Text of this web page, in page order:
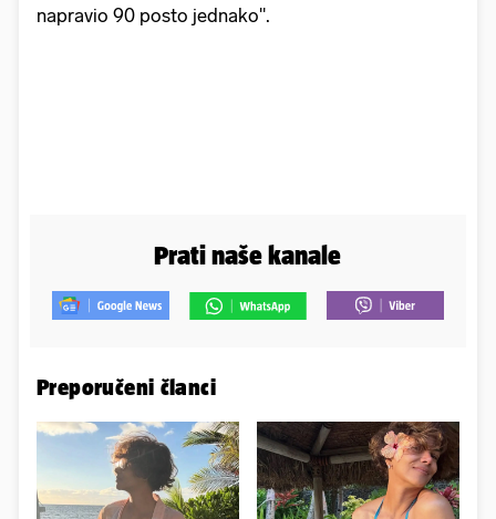
napravio 90 posto jednako".
Prati naše kanale
Preporučeni članci